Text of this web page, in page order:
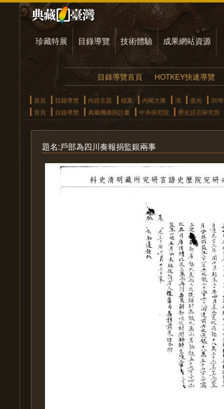
珍藏特展 目錄導覽 技術體驗 成果網站資源
目錄導覽首頁 HOTKEY快速導覽
首頁 目錄導覽 內容主題 檔案 內閣大庫 清 道光
30年
首頁
目錄導覽 典藏機構與計畫 中央研究院 歷史語言研究所
題名:戶部為四川奏報捐監銀兩事